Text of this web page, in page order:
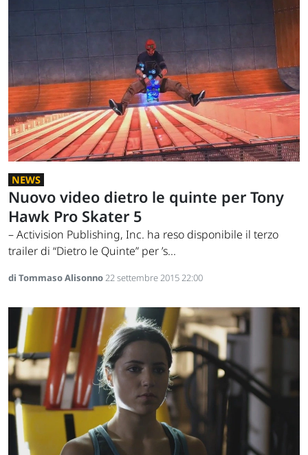
NEWS
Nuovo video dietro le quinte per Tony
Hawk Pro Skater 5
– Activision Publishing, Inc. ha reso disponibile il terzo
trailer di “Dietro le Quinte” per ’s...
di Tommaso Alisonno22 settembre 2015 22:00